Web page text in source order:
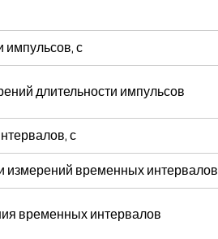
импульсов, с
длительности импульсов
с
измерений временных интервалов
временных интервалов